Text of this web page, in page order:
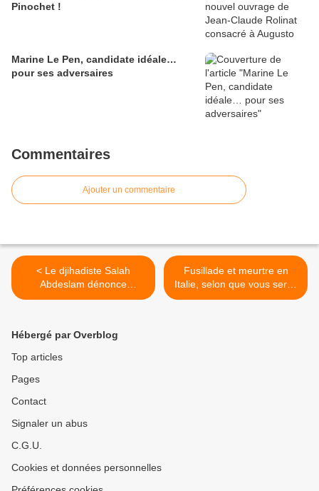
Pinochet !
Marine Le Pen, candidate idéale…
pour ses adversaires
Commentaires
Ajouter un commentaire
< Le djihadiste Salah
Abdeslam dénonce
l’islamophobie qui serait la
Fusillade et meurtre en
Italie, selon que vous serez
noir ou blanc… >
Hébergé par Overblog
Top articles
Pages
Contact
Signaler un abus
C.G.U.
Cookies et données personnelles